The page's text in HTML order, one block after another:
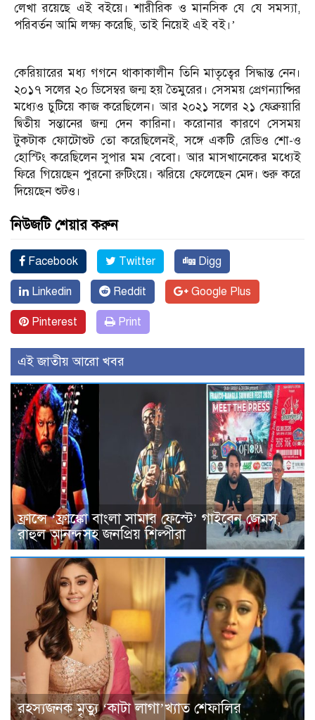
লেখা রয়েছে এই বইয়ে। শারীরিক ও মানসিক যে যে সমস্যা,
পরিবর্তন আমি লক্ষ্য করেছি, তাই নিয়েই এই বই।’
কেরিয়ারের মধ্য গগনে থাকাকালীন তিনি মাতৃত্বের সিদ্ধান্ত নেন।
২০১৭ সলের ২০ ডিসেম্বর জন্ম হয় তৈমুরের। সেসময় প্রেগন্যান্সির
মধ্যেও চুটিয়ে কাজ করেছিলেন। আর ২০২১ সলের ২১ ফেব্রুয়ারি
দ্বিতীয় সন্তানের জন্ম দেন কারিনা। করোনার কারণে সেসময়
টুকটাক ফোটোশুট তো করেছিলেনই, সঙ্গে একটি রেডিও শো-ও
হোস্টিং করেছিলেন সুপার মম বেবো। আর মাসখানেকের মধ্যেই
ফিরে গিয়েছেন পুরনো রুটিংয়ে। ঝরিয়ে ফেলেছেন মেদ। শুরু করে
দিয়েছেন শুটও।
নিউজটি শেয়ার করুন
Facebook Twitter Digg
Linkedin Reddit Google Plus
Pinterest Print
এই জাতীয় আরো খবর
ফ্রান্সে ‘ফ্রাঙ্কো বাংলা সামার ফেস্টে’ গাইবেন জেমস,
রাহুল আনন্দসহ জনপ্রিয় শিল্পীরা
রহস্যজনক মৃত্যু ‘কাটা লাগা’খ্যাত শেফালির